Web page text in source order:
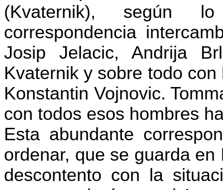
(Kvaternik), según
correspondencia
Josip Jelacic, Andrija
Kvaternik y sobre todo
Konstantin Vojnovic.
con todos esos hombres
Esta abundante
ordenar, que se guarda
descontento con la